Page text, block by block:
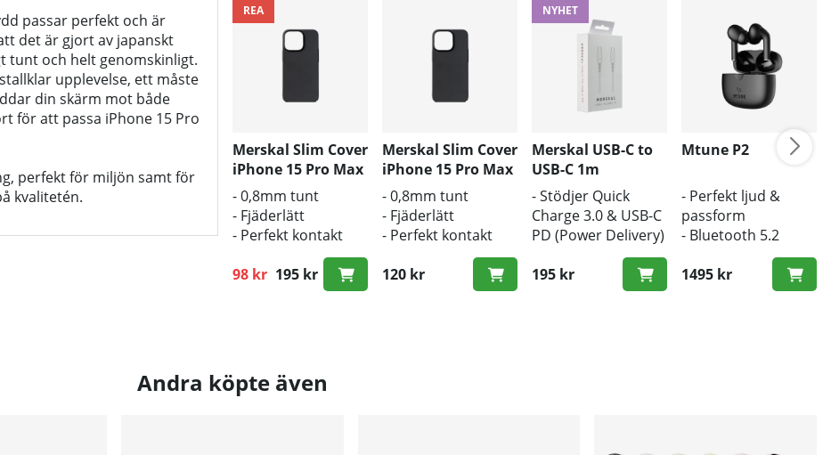
passar perfekt och är
det är gjort av japanskt
tunt och helt genomskinligt.
upplevelse, ett måste
din skärm mot både
för att passa iPhone 15 Pro
perfekt för miljön samt för
kvalitetén.
REA
Merskal Slim Cover
iPhone 15 Pro Max
Black
- 0,8mm tunt
- Fjäderlätt
- Perfekt kontakt
originalknapparna
98 kr 195 kr
Ordinarie pris:
Merskal Slim Cover
iPhone 15 Pro Max
Black - BULK
- 0,8mm tunt
- Fjäderlätt
- Perfekt kontakt
originalknapparna
120 kr
NYHET
Merskal USB-C to
USB-C 1m
- Stödjer Quick
Charge 3.0 & USB-C
PD (Power Delivery)
- Snabb hastighet
195 kr
Mtune P2
- Perfekt ljud &
passform
- Bluetooth 5.2
- Trådlös laddning
1495 kr
Andra köpte även